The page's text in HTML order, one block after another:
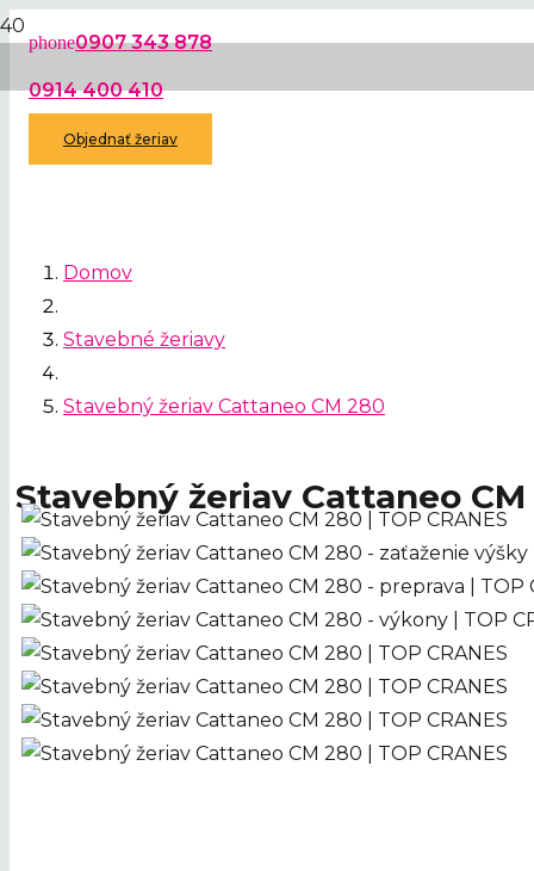
phone0907 343 878
0914 400 410
Objednať žeriav
Domov
Stavebné žeriavy
Stavebný žeriav Cattaneo CM 280
Stavebný žeriav Cattaneo CM